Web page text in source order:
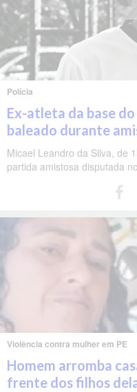
Polícia
Ex-atleta da base
baleado durante
Micael Leandro da Silva, de
partida amistosa disputada
Violência contra mulher em PE
Homem arromba
frente dos filhos